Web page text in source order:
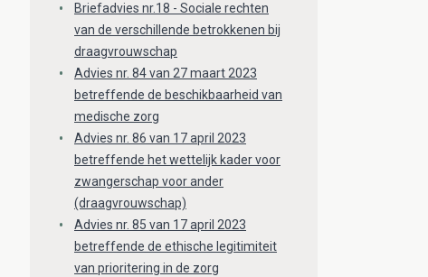
Briefadvies nr.18 - Sociale rechten
van de verschillende betrokkenen bij
draagvrouwschap
Advies nr. 84 van 27 maart 2023
betreffende de beschikbaarheid van
medische zorg
Advies nr. 86 van 17 april 2023
betreffende het wettelijk kader voor
zwangerschap voor ander
(draagvrouwschap)
Advies nr. 85 van 17 april 2023
betreffende de ethische legitimiteit
van prioritering in de zorg